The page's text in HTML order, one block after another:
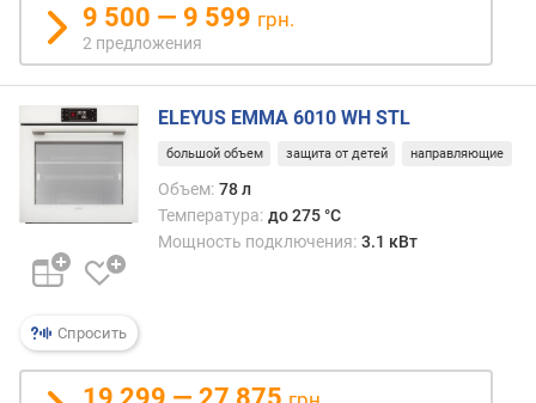
л
и
н
а
л
я
в
с
р
а
и
9 500 — 9 599 грн.
2 предложения
Спросить
ELEYUS EMMA 6010 WH STL
большой объем защита от детей направляющие
Объем: 78 л
Температура: до 275 °C
Мощность подключения: 3.1 кВт